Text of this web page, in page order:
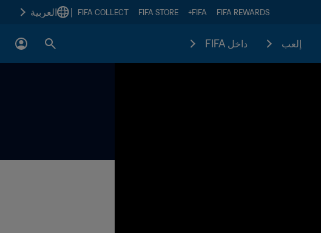
FIFA REWARDS
FIFA+
FIFA STORE
FIFA COLLECT العربية
إلعب داخل FIFA